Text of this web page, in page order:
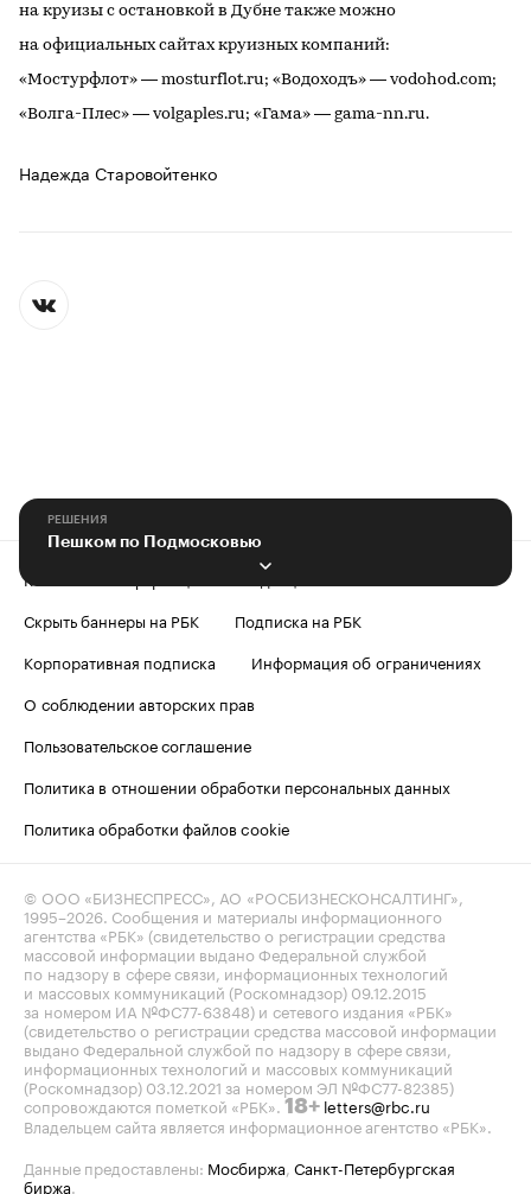
на круизы с остановкой в Дубне также можно
на официальных сайтах круизных компаний:
«Мостурфлот» — mosturflot.ru; «Водоходъ» — vodohod.com;
«Волга-Плес» — volgaples.ru; «Гама» — gama-nn.ru.
Надежда Старовойтенко
РЕШЕНИЯ
Пешком по Подмосковью
Контактная информация
Редакция
Скрыть баннеры на РБК
Подписка на РБК
Корпоративная подписка
Информация об ограничениях
О соблюдении авторских прав
Пользовательское соглашение
Политика в отношении обработки персональных данных
Политика обработки файлов cookie
© ООО «БИЗНЕСПРЕСС», АО «РОСБИЗНЕСКОНСАЛТИНГ»,
1995–2026 . Сообщения и материалы информационного
агентства «РБК» (свидетельство о регистрации средства
массовой информации выдано Федеральной службой
по надзору в сфере связи, информационных технологий
и массовых коммуникаций (Роскомнадзор) 09.12.2015
за номером ИА №ФС77-63848) и сетевого издания «РБК»
(свидетельство о регистрации средства массовой информации
выдано Федеральной службой по надзору в сфере связи,
информационных технологий и массовых коммуникаций
(Роскомнадзор) 03.12.2021 за номером ЭЛ №ФС77-82385)
сопровождаются пометкой «РБК». 18+ letters@rbc.ru
Владельцем сайта является информационное агентство «РБК».
Данные предоставлены: Мосбиржа Санкт-Петербургская
биржа